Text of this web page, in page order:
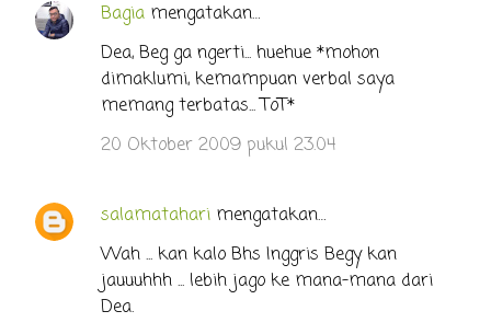
K
a
r
Bagia mengatakan…
Dea, Beg ga ngerti... huehue *mohon
dimaklumi, kemampuan verbal saya
memang terbatas... ToT*
20 Oktober 2009 pukul 23.04
salamatahari mengatakan…
Wah ... kan kalo Bhs Inggris Begy kan
jauuuhhh ... lebih jago ke mana-mana dari
Dea.